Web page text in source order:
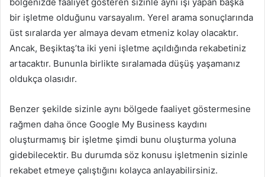
bir işletme olduğunu varsayalım. Yerel arama sonuçlarında
üst sıralarda yer almaya devam etmeniz kolay olacaktır.
Ancak, Beşiktaş’ta iki yeni işletme açıldığında rekabetiniz
artacaktır. Bununla birlikte sıralamada düşüş yaşamanız
oldukça olasıdır.
Benzer şekilde sizinle aynı bölgede faaliyet göstermesine
rağmen daha önce Google My Business kaydını
oluşturmamış bir işletme şimdi bunu oluşturma yoluna
gidebilecektir. Bu durumda söz konusu işletmenin sizinle
rekabet etmeye çalıştığını kolayca anlayabilirsiniz.